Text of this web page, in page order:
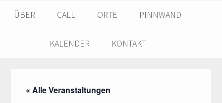
ÜBER CALL ORTE PINNWAND
KALENDER KONTAKT
« Alle Veranstaltungen